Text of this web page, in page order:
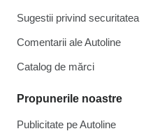
Sugestii privind securitatea
Comentarii ale Autoline
Catalog de mărcі
Propunerile noastre
Publicitate pe Autoline